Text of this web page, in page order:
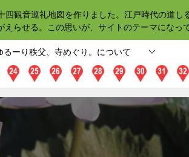
四観音巡礼地図を作りました。江戸時代の道し
らせる。この思いが、サイトのテーマになっ
るーり秩父、寺めぐり。について